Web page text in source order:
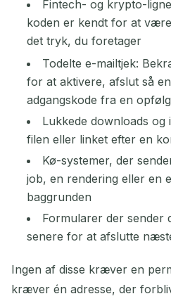
Fintech- og krypto-
koden er kendt for at
det tryk, du foretager
Todelte e-mailtjek:
for at aktivere, afslut så
adgangskode fra en
Lukkede downloads
filen eller linket efter en
Kø-systemer, der
job, en rendering eller en
baggrunden
Formularer der sender
senere for at afslutte
Ingen af disse kræver en
kræver én adresse, der